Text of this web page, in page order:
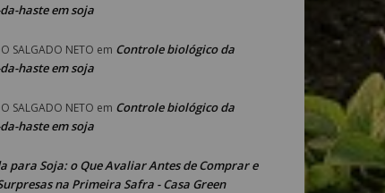
haste em soja
SALGADO NETO em Controle biológico da
haste em soja
SALGADO NETO em Controle biológico da
haste em soja
para Soja: o Que Avaliar Antes de Comprar e
na Primeira Safra - Casa Green